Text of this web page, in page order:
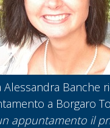
Alessandra Banche
a Borgaro
appuntamento il